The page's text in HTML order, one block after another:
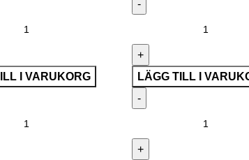
I VARUKORG LÄGG TILL I